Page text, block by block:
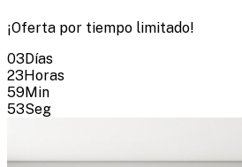
¡Oferta por tiempo limitado!
03Días
23Horas
59Min
51Seg